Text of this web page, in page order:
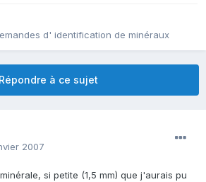
d' identification de minéraux
Répondre à ce sujet
2007
si petite (1,5 mm) que j'aurais pu